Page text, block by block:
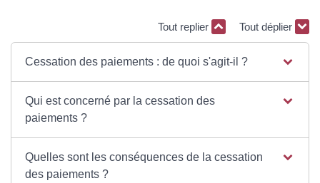
Tout replier Tout déplier
Cessation des paiements : de quoi s'agit-il ?
Qui est concerné par la cessation des
paiements ?
Quelles sont les conséquences de la cessation
des paiements ?